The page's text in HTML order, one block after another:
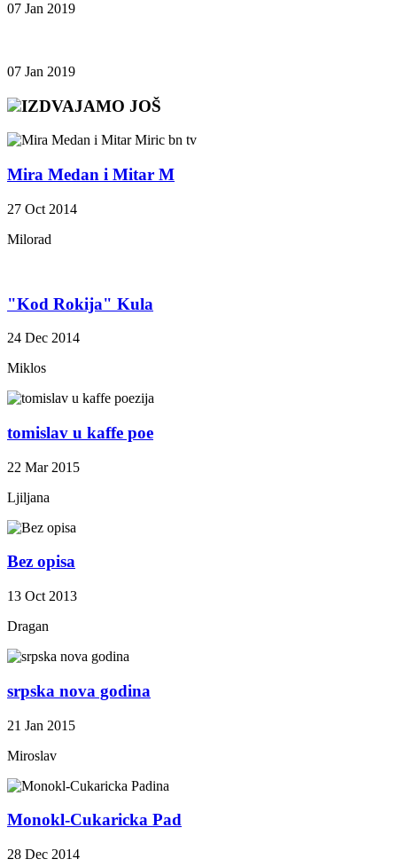
07 Jan 2019
07 Jan 2019
IZDVAJAMO JOŠ
Mira Medan i Mitar M
27 Oct 2014
Milorad
"Kod Rokija" Kula
24 Dec 2014
Miklos
tomislav u kaffe poe
22 Mar 2015
Ljiljana
Bez opisa
13 Oct 2013
Dragan
srpska nova godina
21 Jan 2015
Miroslav
Monokl-Cukaricka Pad
28 Dec 2014